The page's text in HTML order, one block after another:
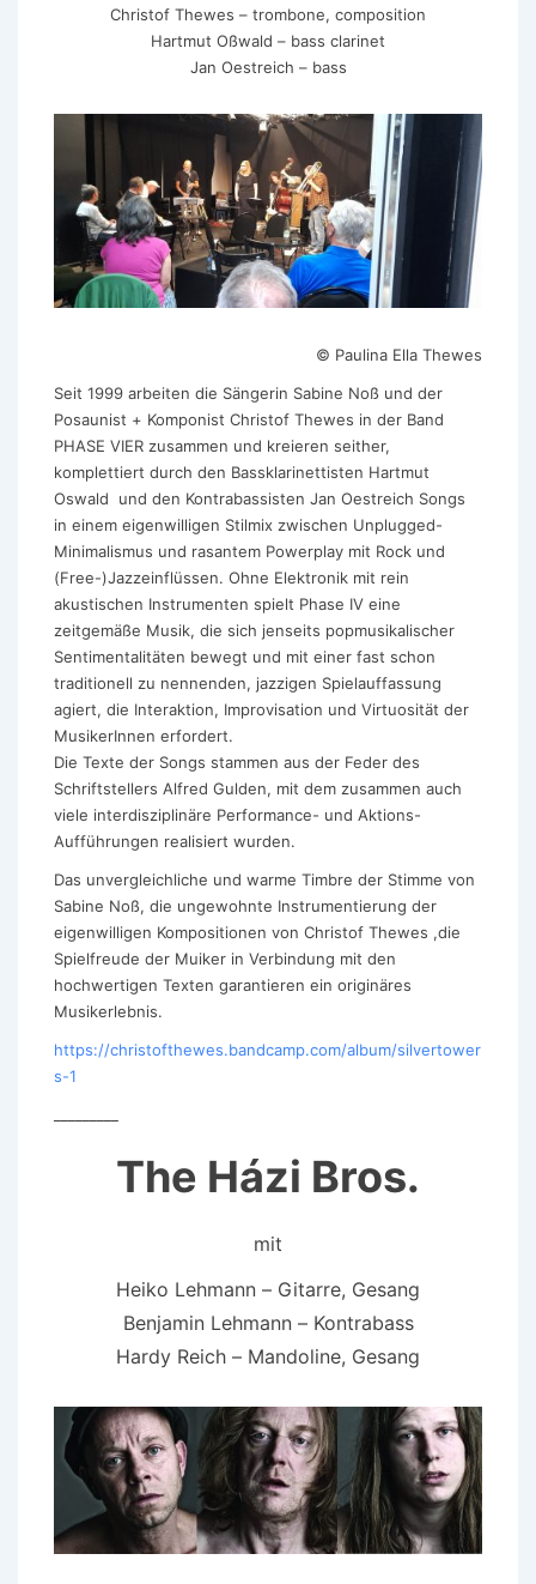
Christof Thewes – trombone, composition
Hartmut Oßwald – bass clarinet
Jan Oestreich – bass
© Paulina Ella Thewes
Seit 1999 arbeiten die Sängerin Sabine Noß und der
Posaunist + Komponist Christof Thewes in der Band
PHASE VIER zusammen und kreieren seither,
komplettiert durch den Bassklarinettisten Hartmut
Oswald und den Kontrabassisten Jan Oestreich Songs
in einem eigenwilligen Stilmix zwischen Unplugged-
Minimalismus und rasantem Powerplay mit Rock und
(Free-)Jazzeinflüssen. Ohne Elektronik mit rein
akustischen Instrumenten spielt Phase IV eine
zeitgemäße Musik, die sich jenseits popmusikalischer
Sentimentalitäten bewegt und mit einer fast schon
traditionell zu nennenden, jazzigen Spielauffassung
agiert, die Interaktion, Improvisation und Virtuosität der
MusikerInnen erfordert.
Die Texte der Songs stammen aus der Feder des
Schriftstellers Alfred Gulden, mit dem zusammen auch
viele interdisziplinäre Performance- und Aktions-
Aufführungen realisiert wurden.
Das unvergleichliche und warme Timbre der Stimme von
Sabine Noß, die ungewohnte Instrumentierung der
eigenwilligen Kompositionen von Christof Thewes ,die
Spielfreude der Muiker in Verbindung mit den
hochwertigen Texten garantieren ein originäres
Musikerlebnis.
https://christofthewes.bandcamp.com/album/silvertower
s-1
The Házi Bros.
mit
Heiko Lehmann – Gitarre, Gesang
Benjamin Lehmann – Kontrabass
Hardy Reich – Mandoline, Gesang